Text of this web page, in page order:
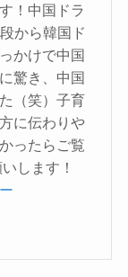
！中国ドラ
から韓国ド
かけで中国
驚き、中国
（笑）子育
に伝わりや
ったらご覧
します！